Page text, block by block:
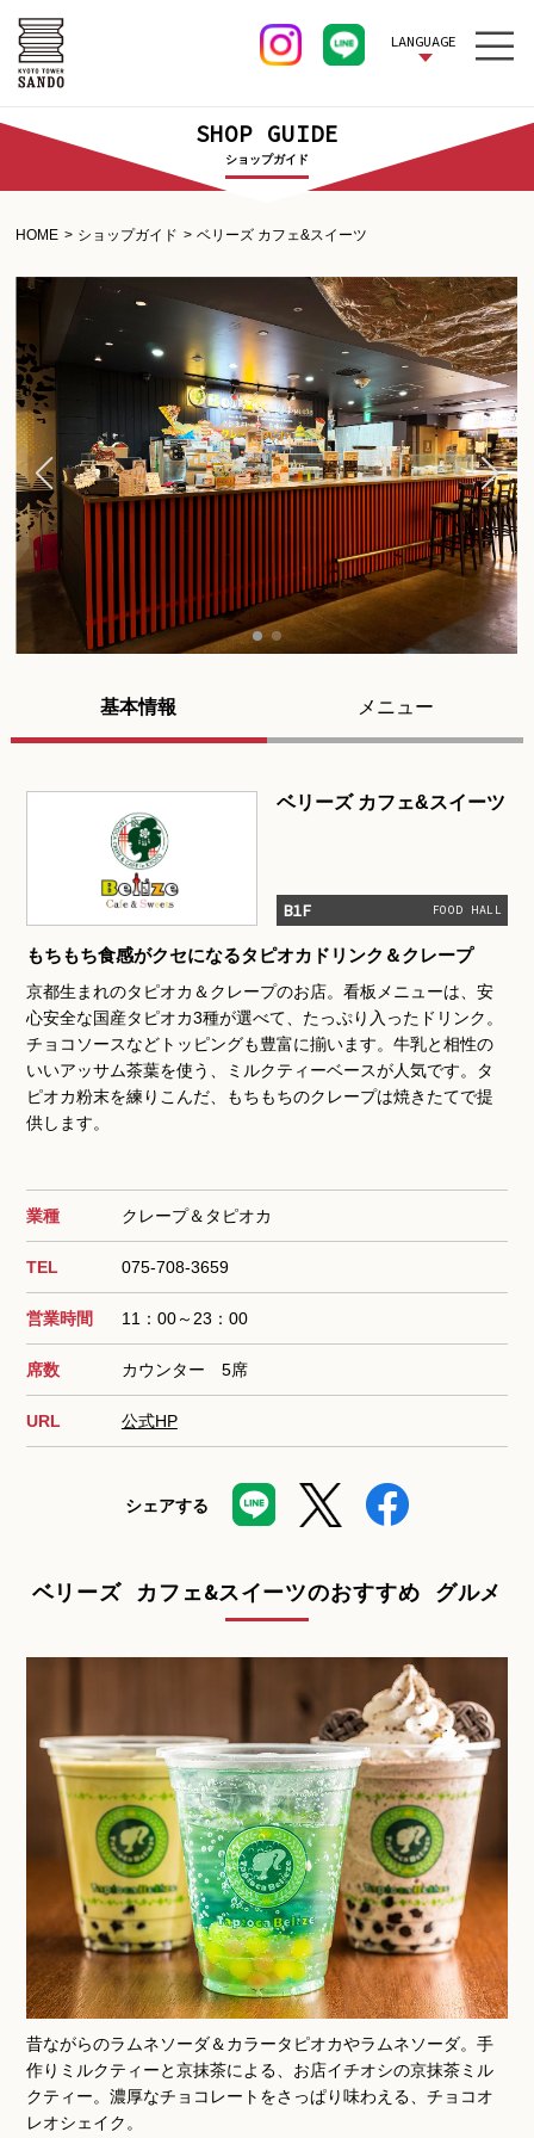
LANGUAGE
SHOP GUIDE
ショップガイド
HOME ショップガイド ベリーズ カフェ&スイーツ
基本情報 メニュー
ベリーズ カフェ&スイーツ
B1F FOOD HALL
もちもち食感がクセになるタピオカドリンク＆クレープ
京都生まれのタピオカ＆クレープのお店。看板メニューは、安
心安全な国産タピオカ3種が選べて、たっぷり入ったドリンク。
チョコソースなどトッピングも豊富に揃います。牛乳と相性の
いいアッサム茶葉を使う、ミルクティーベースが人気です。タ
ピオカ粉末を練りこんだ、もちもちのクレープは焼きたてで提
供します。
業種 クレープ＆タピオカ
TEL 075-708-3659
営業時間 11：00～23：00
席数 カウンター 5席
URL 公式HP
シェアする
ベリーズ カフェ&スイーツのおすすめ グルメ
昔ながらのラムネソーダ＆カラータピオカやラムネソーダ。手
作りミルクティーと京抹茶による、お店イチオシの京抹茶ミル
クティー。濃厚なチョコレートをさっぱり味わえる、チョコオ
レオシェイク。